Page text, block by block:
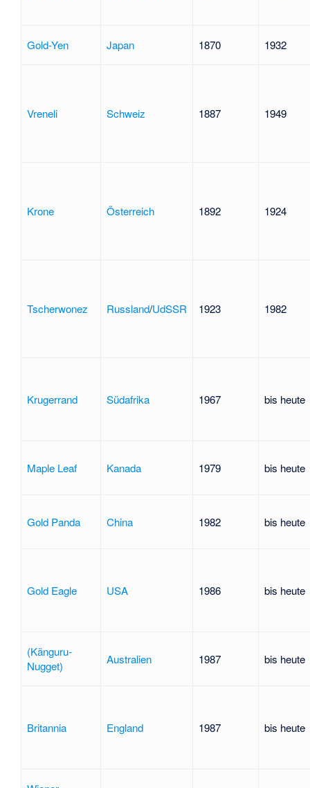
Gold-Yen Japan 1870 1932
Vreneli Schweiz 1887 1949
Krone Österreich 1892 1924
Tscherwonez Russland/UdSSR 1923 1982
Krugerrand Südafrika 1967 bis heute
Maple Leaf Kanada 1979 bis heute
Gold Panda China 1982 bis heute
Gold Eagle USA 1986 bis heute
(Känguru-
Nugget)
Australien 1987 bis heute
Britannia England 1987 bis heute